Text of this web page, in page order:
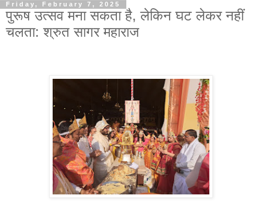
Friday, February 7, 2025
पुरूष उत्सव मना सकता है, लेकिन घट लेकर नहीं
चलता: श्रुत सागर महाराज